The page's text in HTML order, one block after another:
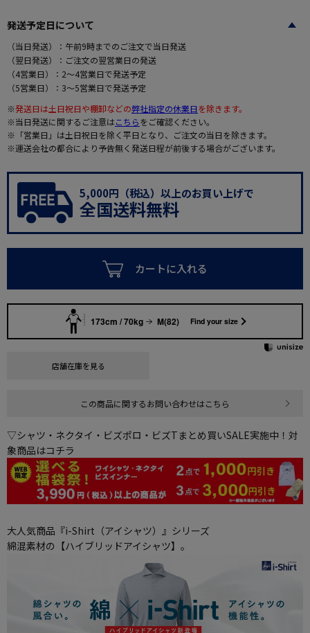
発送予定日について
（当日発送）：午前9時までのご注文で当日発送
（翌日発送）：ご注文の翌営業日の発送
（4営業日）：2～4営業日で発送予定
（5営業日）：3～5営業日で発送予定
※発送日は土日祝日や棚卸などの弊社指定の休業日を除きます。
※当日発送に関するご注意はこちらをご確認ください。
※「営業日」は土日祝日を除く平日となり、ご注文の当日を除きます。
※運送会社の都合により予告無く発送日程が前後する場合がございます。
5,000円（税込）以上のお買い上げで
全国送料無料
カートに入れる
173cm / 70kg M(82) Find your size
店舗在庫を見る
この商品に関するお問い合わせはこちら
▽シャツ・ネクタイ・ビズポロ・ビズTまとめ買いSALE実施中！対
象商品はコチラ
大人気商品『i-Shirt（アイシャツ）』シリーズ
綿混素材の【ハイブリッドアイシャツ】。